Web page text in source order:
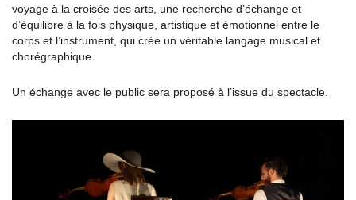
voyage à la croisée des arts, une recherche d’échange et
d’équilibre à la fois physique, artistique et émotionnel entre le
corps et l’instrument, qui crée un véritable langage musical et
chorégraphique.
Un échange avec le public sera proposé à l’issue du spectacle.